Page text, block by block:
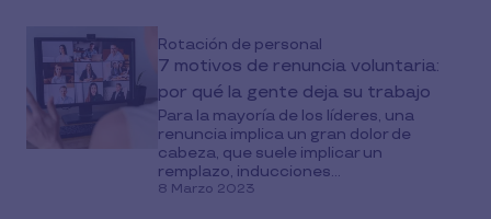
Rotación de personal
7 motivos de renuncia voluntaria:
por qué la gente deja su trabajo
Para la mayoría de los líderes, una
renuncia implica un gran dolor de
cabeza, que suele implicar un
remplazo, inducciones...
8 Marzo 2023